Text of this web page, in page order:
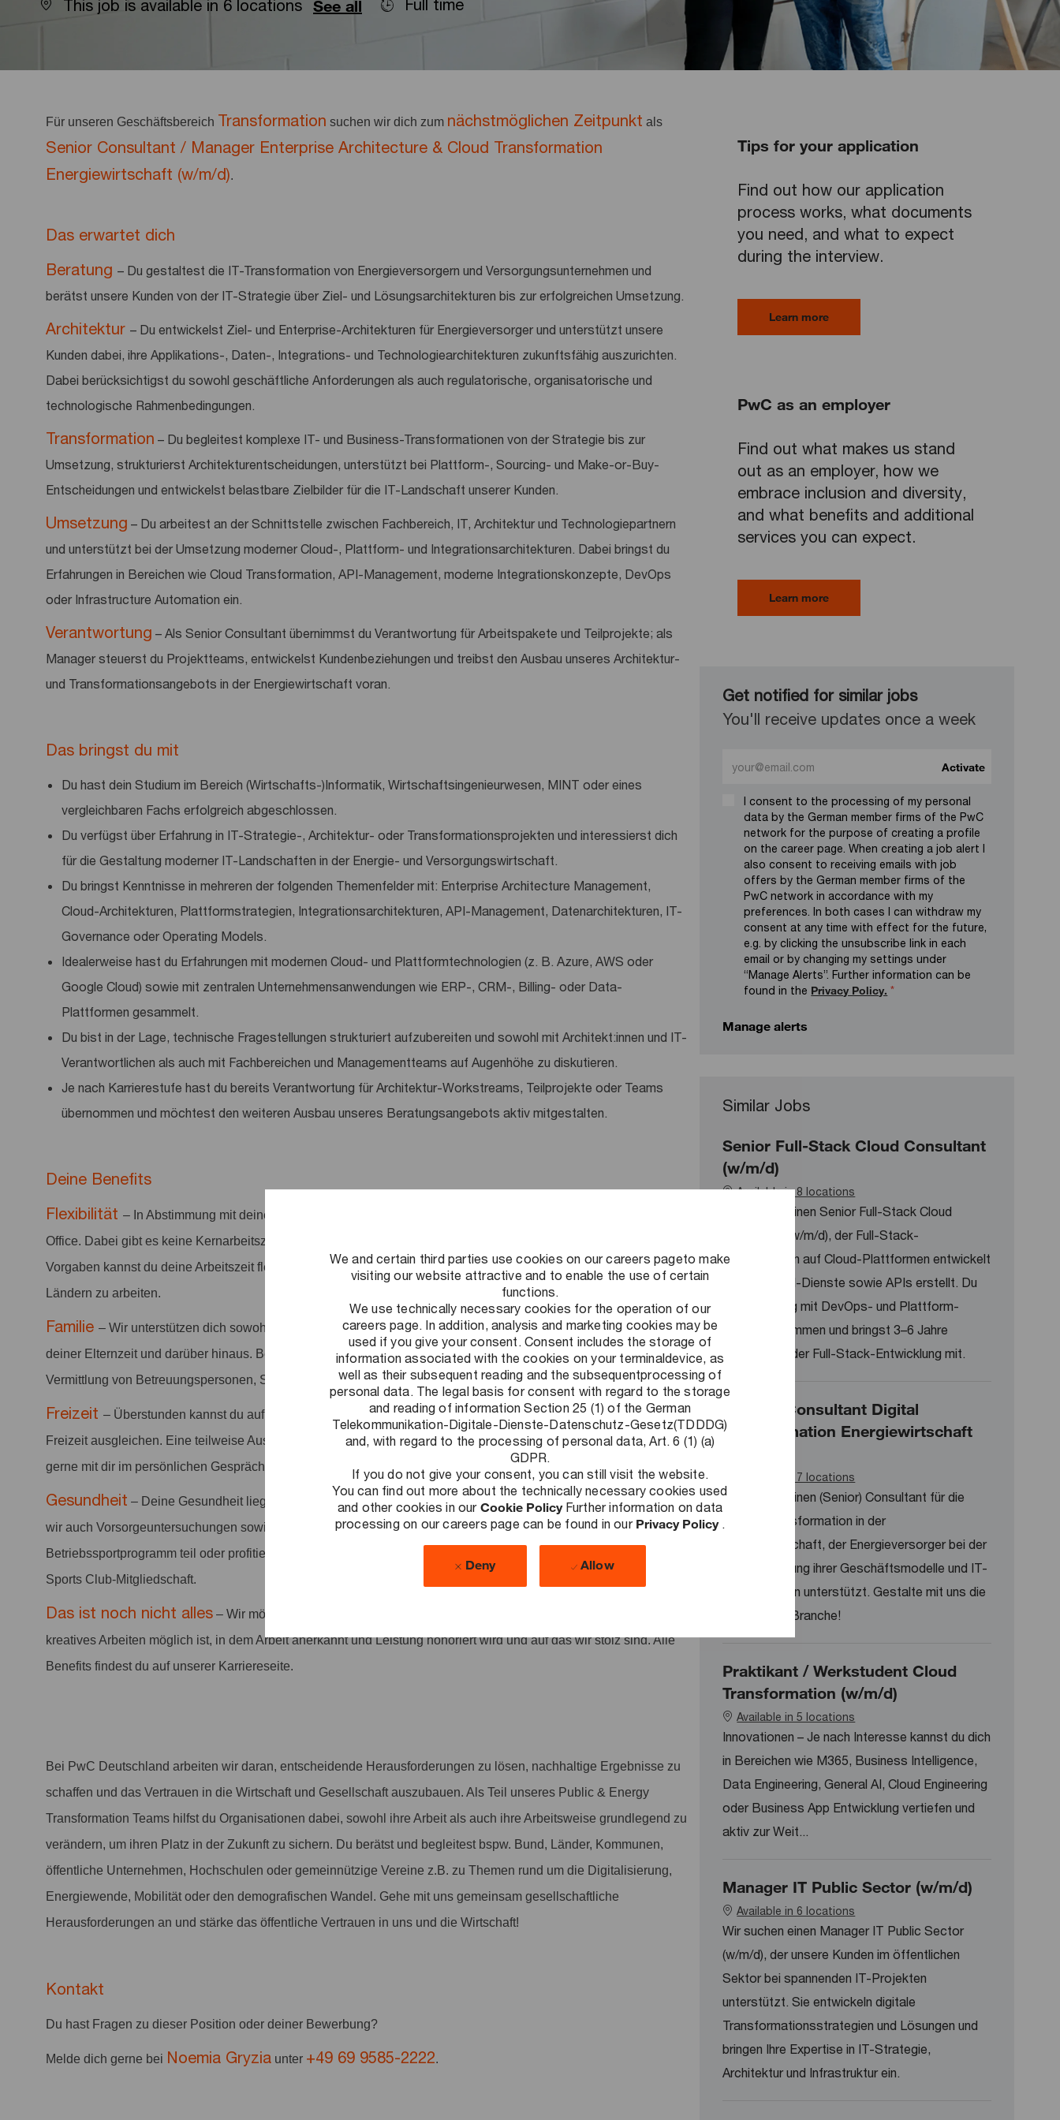
We and certain third parties use cookies on our careers pageto make
visiting our website attractive and to enable the use of certain
functions.
We use technically necessary cookies for the operation of our
careers page. In addition, analysis and marketing cookies may be
used if you give your consent. Consent includes the storage of
information associated with the cookies on your terminaldevice, as
well as their subsequent reading and the subsequentprocessing of
personal data. The legal basis for consent with regard to the storage
and reading of information Section 25 (1) of the German
Telekommunikation-Digitale-Dienste-Datenschutz-Gesetz(TDDDG)
and, with regard to the processing of personal data, Art. 6 (1) (a)
GDPR.
If you do not give your consent, you can still visit the website.
You can find out more about the technically necessary cookies used
and other cookies in our Cookie Policy Further information on data
processing on our careers page can be found in our Privacy Policy .
Deny Allow
This job is available in 6 locations See all Full time
Für unseren Geschäftsbereich Transformation suchen wir dich zum nächstmöglichen Zeitpunkt als
Senior Consultant / Manager Enterprise Architecture & Cloud Transformation
Energiewirtschaft (w/m/d).
Das erwartet dich
Beratung – Du gestaltest die IT-Transformation von Energieversorgern und Versorgungsunternehmen und
berätst unsere Kunden von der IT-Strategie über Ziel- und Lösungsarchitekturen bis zur erfolgreichen Umsetzung.
Architektur – Du entwickelst Ziel- und Enterprise-Architekturen für Energieversorger und unterstützt unsere
Kunden dabei, ihre Applikations-, Daten-, Integrations- und Technologiearchitekturen zukunftsfähig auszurichten.
Dabei berücksichtigst du sowohl geschäftliche Anforderungen als auch regulatorische, organisatorische und
technologische Rahmenbedingungen.
Transformation – Du begleitest komplexe IT- und Business-Transformationen von der Strategie bis zur
Umsetzung, strukturierst Architekturentscheidungen, unterstützt bei Plattform-, Sourcing- und Make-or-Buy-
Entscheidungen und entwickelst belastbare Zielbilder für die IT-Landschaft unserer Kunden.
Umsetzung – Du arbeitest an der Schnittstelle zwischen Fachbereich, IT, Architektur und Technologiepartnern
und unterstützt bei der Umsetzung moderner Cloud-, Plattform- und Integrationsarchitekturen. Dabei bringst du
Erfahrungen in Bereichen wie Cloud Transformation, API-Management, moderne Integrationskonzepte, DevOps
oder Infrastructure Automation ein.
Verantwortung – Als Senior Consultant übernimmst du Verantwortung für Arbeitspakete und Teilprojekte; als
Manager steuerst du Projektteams, entwickelst Kundenbeziehungen und treibst den Ausbau unseres Architektur-
und Transformationsangebots in der Energiewirtschaft voran.
Das bringst du mit
Du hast dein Studium im Bereich (Wirtschafts-)Informatik, Wirtschaftsingenieurwesen, MINT oder eines
vergleichbaren Fachs erfolgreich abgeschlossen.
Du verfügst über Erfahrung in IT-Strategie-, Architektur- oder Transformationsprojekten und interessierst dich
für die Gestaltung moderner IT-Landschaften in der Energie- und Versorgungswirtschaft.
Du bringst Kenntnisse in mehreren der folgenden Themenfelder mit: Enterprise Architecture Management,
Cloud-Architekturen, Plattformstrategien, Integrationsarchitekturen, API-Management, Datenarchitekturen, IT-
Governance oder Operating Models.
Idealerweise hast du Erfahrungen mit modernen Cloud- und Plattformtechnologien (z. B. Azure, AWS oder
Google Cloud) sowie mit zentralen Unternehmensanwendungen wie ERP-, CRM-, Billing- oder Data-
Plattformen gesammelt.
Du bist in der Lage, technische Fragestellungen strukturiert aufzubereiten und sowohl mit Architekt:innen und IT-
Verantwortlichen als auch mit Fachbereichen und Managementteams auf Augenhöhe zu diskutieren.
Je nach Karrierestufe hast du bereits Verantwortung für Architektur-Workstreams, Teilprojekte oder Teams
übernommen und möchtest den weiteren Ausbau unseres Beratungsangebots aktiv mitgestalten.
Deine Benefits
Flexibilität – In Abstimmung mit deinem Team erwartet dich ein Mix aus gemeinsamen Bürotagen und Home
Office. Dabei gibt es keine Kernarbeitszeiten – im Rahmen der betrieblichen Anforderungen und arbeitsrechtlichen
Vorgaben kannst du deine Arbeitszeit flexibel gestalten. Zusätzlich hast du die Möglichkeit, temporär in über 40
Ländern zu arbeiten.
Familie – Wir unterstützen dich sowohl zum Zeitpunkt der Geburt/Adoption sowie beim Wiedereinstieg nach
deiner Elternzeit und darüber hinaus. Bei Bedarf unterstützen wir dich auch bei der Pflege von Angehörigen durch
Vermittlung von Betreuungspersonen, Sonderurlaub oder Teilzeitmodellen.
Freizeit – Überstunden kannst du auf deinem Flexzeitkonto sammeln und nach arbeitsintensiven Phasen durch
Freizeit ausgleichen. Eine teilweise Auszahlung einmal jährlich ist möglich. Die genauen Details besprechen wir
gerne mit dir im persönlichen Gespräch. Zusätzlich stehen dir 30 Urlaubstage im Kalenderjahr zur Verfügung.
Gesundheit – Deine Gesundheit liegt uns am Herzen: Neben einer eigenen betrieblichen Krankenkasse bieten
wir auch Vorsorgeuntersuchungen sowie Sportangebote an. Nimm an unserem kostenlosen
Betriebssportprogramm teil oder profitiere von vergünstigten Beiträgen in diversen Fitnessstudios oder einer Urban
Sports Club-Mitgliedschaft.
Das ist noch nicht alles – Wir möchten ein positives Arbeitsumfeld schaffen: Ein Umfeld, in dem flexibles und
kreatives Arbeiten möglich ist, in dem Arbeit anerkannt und Leistung honoriert wird und auf das wir stolz sind. Alle
Benefits findest du auf unserer Karriereseite.
Bei PwC Deutschland arbeiten wir daran, entscheidende Herausforderungen zu lösen, nachhaltige Ergebnisse zu
schaffen und das Vertrauen in die Wirtschaft und Gesellschaft auszubauen. Als Teil unseres Public & Energy
Transformation Teams hilfst du Organisationen dabei, sowohl ihre Arbeit als auch ihre Arbeitsweise grundlegend zu
verändern, um ihren Platz in der Zukunft zu sichern. Du berätst und begleitest bspw. Bund, Länder, Kommunen,
öffentliche Unternehmen, Hochschulen oder gemeinnützige Vereine z.B. zu Themen rund um die Digitalisierung,
Energiewende, Mobilität oder den demografischen Wandel. Gehe mit uns gemeinsam gesellschaftliche
Herausforderungen an und stärke das öffentliche Vertrauen in uns und die Wirtschaft!
Kontakt
Du hast Fragen zu dieser Position oder deiner Bewerbung?
Melde dich gerne bei Noemia Gryzia unter +49 69 9585-2222.
Tips for your application
Find out how our application
process works, what documents
you need, and what to expect
during the interview.
Learn more
PwC as an employer
Find out what makes us stand
out as an employer, how we
embrace inclusion and diversity,
and what benefits and additional
services you can expect.
Learn more
Get notified for similar jobs
You'll receive updates once a week
I consent to the processing of my personal
data by the German member firms of the PwC
network for the purpose of creating a profile
on the career page. When creating a job alert I
also consent to receiving emails with job
offers by the German member firms of the
PwC network in accordance with my
preferences. In both cases I can withdraw my
consent at any time with effect for the future,
e.g. by clicking the unsubscribe link in each
email or by changing my settings under
“Manage Alerts”. Further information can be
found in the Privacy Policy. *
Activate
Manage alerts
Similar Jobs
Senior Full-Stack Cloud Consultant
(w/m/d)
Available in 8 locations
Wir suchen einen Senior Full-Stack Cloud
Consultant (w/m/d), der Full-Stack-
Anwendungen auf Cloud-Plattformen entwickelt
und Backend-Dienste sowie APIs erstellt. Du
arbeitest eng mit DevOps- und Plattform-
Teams zusammen und bringst 3–6 Jahre
Erfahrung in der Full-Stack-Entwicklung mit.
(Senior) Consultant Digital
Transformation Energiewirtschaft
Available in 7 locations
Wir suchen einen (Senior) Consultant für die
digitale Transformation in der
Energiewirtschaft, der Energieversorger bei der
Neuausrichtung ihrer Geschäftsmodelle und IT-
Landschaften unterstützt. Gestalte mit uns die
Zukunft der Branche!
Praktikant / Werkstudent Cloud
Transformation (w/m/d)
Available in 5 locations
Innovationen – Je nach Interesse kannst du dich
in Bereichen wie M365, Business Intelligence,
Data Engineering, General AI, Cloud Engineering
oder Business App Entwicklung vertiefen und
aktiv zur Weit...
Manager IT Public Sector (w/m/d)
Available in 6 locations
Wir suchen einen Manager IT Public Sector
(w/m/d), der unsere Kunden im öffentlichen
Sektor bei spannenden IT-Projekten
unterstützt. Sie entwickeln digitale
Transformationsstrategien und Lösungen und
bringen Ihre Expertise in IT-Strategie,
Architektur und Infrastruktur ein.